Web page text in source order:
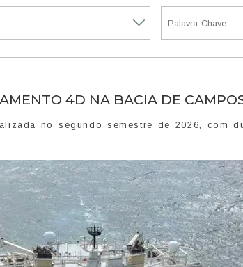
4D NA BACIA DE
no segundo semestre de 2026, com